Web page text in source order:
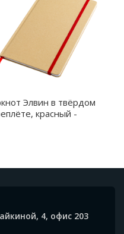
Элвин в твёрдом
красный -
4, офис 203